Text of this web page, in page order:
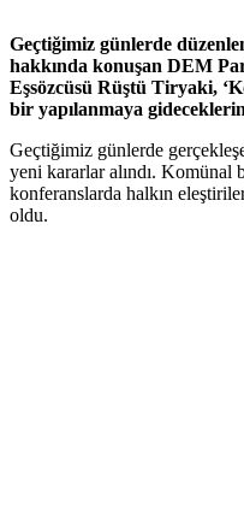
Geçtiğimiz günlerde
hakkında konuşan DEM
Eşsözcüsü Rüştü Tiryaki,
bir yapılanmaya
Geçtiğimiz günlerde
yeni kararlar alındı. Komünal
konferanslarda halkın
oldu.